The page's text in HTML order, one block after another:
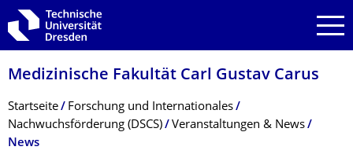
Zur Hauptnavigation springen
Zur Suche springen
Zum Inhalt springen
Medizinische Fakultät Carl Gustav Carus
Breadcrumb-Menü
Startseite
Forschung und Internationales
Nachwuchsförderung (DSCS)
Veranstaltungen & News
News